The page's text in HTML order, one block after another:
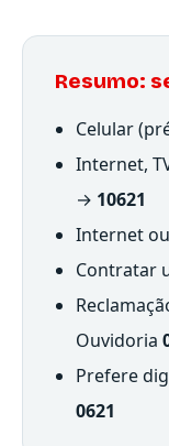
Resumo:
Celular
Internet,
→ 10621
Internet
Contratar
Ouvidoria
Prefere
0621